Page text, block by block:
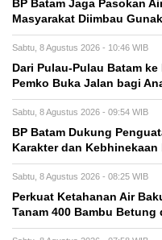
BP Batam Jaga Pasokan
Masyarakat Diimbau
Sabtu, 8 Agustus 2026 - 10:46 WIB
Dari Pulau-Pulau Batam
Pemko Buka Jalan bagi
Sabtu, 8 Agustus 2026 - 09:54 WIB
BP Batam Dukung
Karakter dan
Sabtu, 8 Agustus 2026 - 08:25 WIB
Perkuat Ketahanan Air
Tanam 400 Bambu